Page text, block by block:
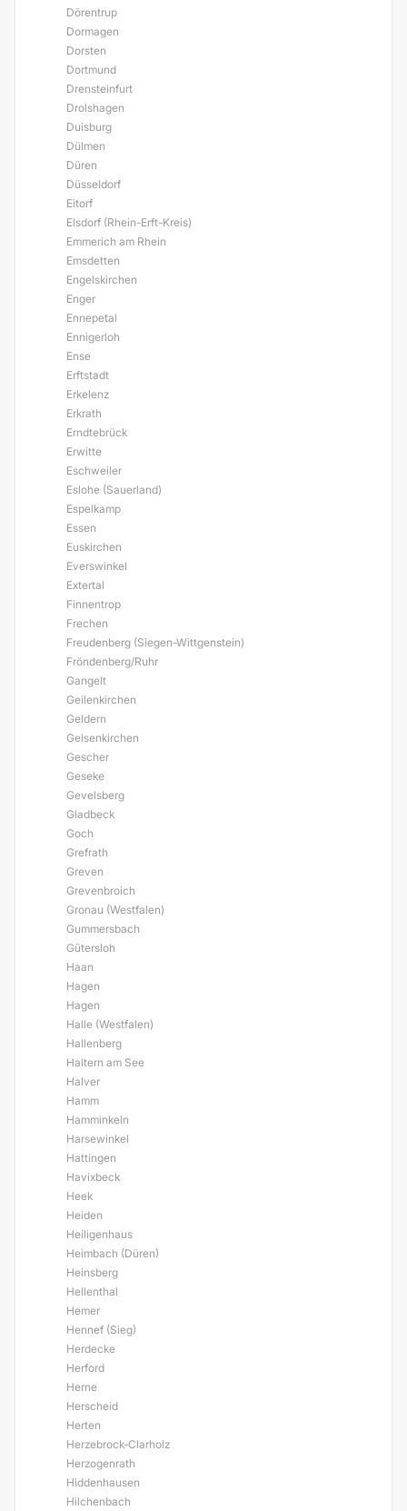
Dörentrup
Dormagen
Dorsten
Dortmund
Drensteinfurt
Drolshagen
Duisburg
Dülmen
Düren
Düsseldorf
Eitorf
Elsdorf (Rhein-Erft-Kreis)
Emmerich am Rhein
Emsdetten
Engelskirchen
Enger
Ennepetal
Ennigerloh
Ense
Erftstadt
Erkelenz
Erkrath
Erndtebrück
Erwitte
Eschweiler
Eslohe (Sauerland)
Espelkamp
Essen
Euskirchen
Everswinkel
Extertal
Finnentrop
Frechen
Freudenberg (Siegen-Wittgenstein)
Fröndenberg/Ruhr
Gangelt
Geilenkirchen
Geldern
Gelsenkirchen
Gescher
Geseke
Gevelsberg
Gladbeck
Goch
Grefrath
Greven
Grevenbroich
Gronau (Westfalen)
Gummersbach
Gütersloh
Haan
Hagen
Hagen
Halle (Westfalen)
Hallenberg
Haltern am See
Halver
Hamm
Hamminkeln
Harsewinkel
Hattingen
Havixbeck
Heek
Heiden
Heiligenhaus
Heimbach (Düren)
Heinsberg
Hellenthal
Hemer
Hennef (Sieg)
Herdecke
Herford
Herne
Herscheid
Herten
Herzebrock-Clarholz
Herzogenrath
Hiddenhausen
Hilchenbach